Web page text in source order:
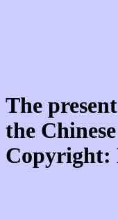
The
the
Copyright: